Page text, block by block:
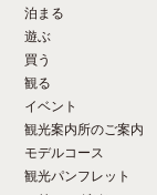
泊まる
遊ぶ
買う
観る
イベント
観光案内所のご案内
モデルコース
観光パンフレット